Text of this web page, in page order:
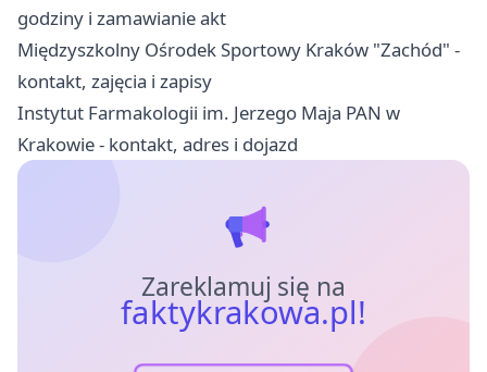
godziny i zamawianie akt
Międzyszkolny Ośrodek Sportowy Kraków "Zachód" -
kontakt, zajęcia i zapisy
Instytut Farmakologii im. Jerzego Maja PAN w
Krakowie - kontakt, adres i dojazd
Zareklamuj się na
faktykrakowa.pl!